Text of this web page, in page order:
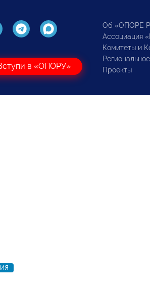
в «ОПОРУ»
Об «ОПОРЕ
Ассоциация
Комитеты и
Проекты